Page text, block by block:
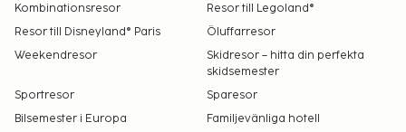
Kombinationsresor
Resor till Legoland®
Resor till Disneyland® Paris
Öluffarresor
Weekendresor
Skidresor – hitta din perfekta
skidsemester
Sportresor
Sparesor
Bilsemester i Europa
Familjevänliga hotell